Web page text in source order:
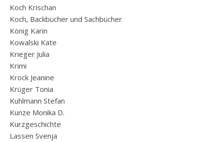
Koch Krischan
Koch, Backbücher und Sachbücher
König Karin
Kowalski Kate
Krieger Julia
Krimi
Krock Jeanine
Krüger Tonia
Kuhlmann Stefan
Kunze Monika D.
Kurzgeschichte
Lassen Svenja